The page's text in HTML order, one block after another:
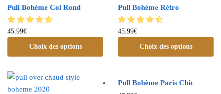
Pull Bohème Col Rond
45.99€
Choix des options
Pull Bohème Rétro
45.99€
Choix des options
Pull Bohème Paris Chic